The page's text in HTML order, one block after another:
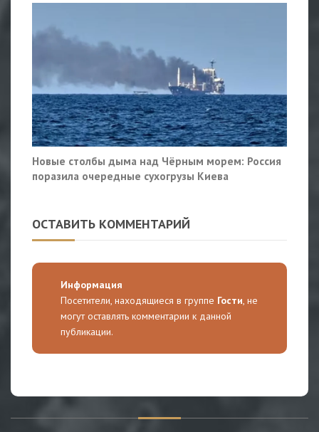
Новые столбы дыма над Чёрным морем: Россия
поразила очередные сухогрузы Киева
ОСТАВИТЬ КОММЕНТАРИЙ
Информация
Посетители, находящиеся в группе Гости, не
могут оставлять комментарии к данной
публикации.